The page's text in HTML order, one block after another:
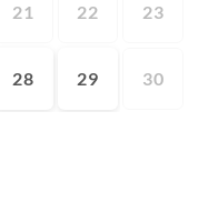
21 22 23
28 29 30